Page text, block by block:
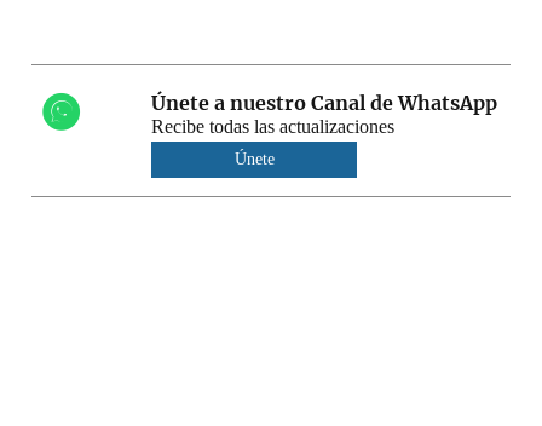
Únete a nuestro Canal de WhatsApp
Recibe todas las actualizaciones
Únete